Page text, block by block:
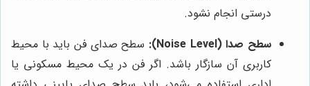
درستی انجام نشود.
سطح صدا (Noise Level):
سطح صدای فن باید با محیط
کاربری آن سازگار باشد. اگر فن در یک محیط مسکونی یا